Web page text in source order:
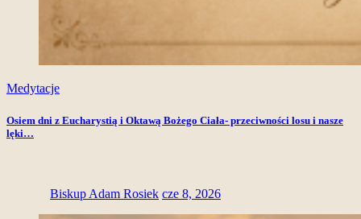
Medytacje
Osiem dni z Eucharystią i Oktawą Bożego Ciała- przeciwności losu i nasze
lęki…
Biskup Adam Rosiek cze 8, 2026